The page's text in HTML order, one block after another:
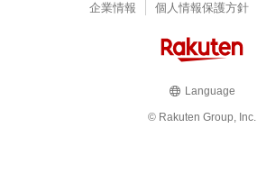
企業情報 個人情報保護方針
Language
© Rakuten Group, Inc.